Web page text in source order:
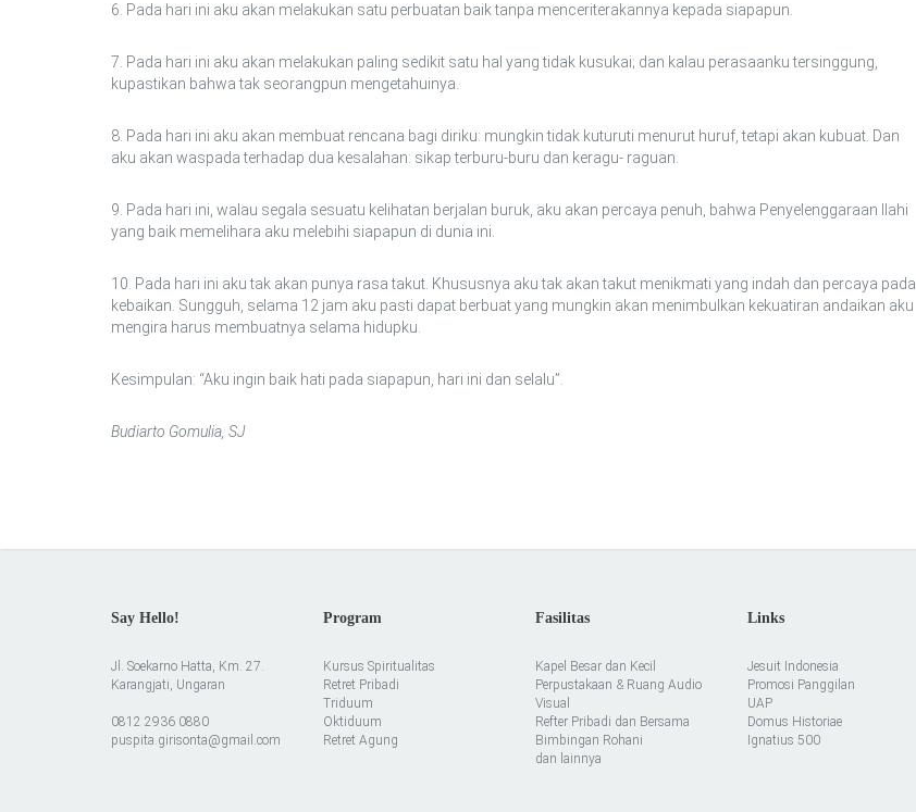
6. Pada hari ini aku akan melakukan satu perbuatan baik tanpa menceriterakannya kepada siapapun.
7. Pada hari ini aku akan melakukan paling sedikit satu hal yang tidak kusukai; dan kalau perasaanku tersinggung,
kupastikan bahwa tak seorangpun mengetahuinya.
8. Pada hari ini aku akan membuat rencana bagi diriku: mungkin tidak kuturuti menurut huruf, tetapi akan kubuat. Dan
aku akan waspada terhadap dua kesalahan: sikap terburu-buru dan keragu- raguan.
9. Pada hari ini, walau segala sesuatu kelihatan berjalan buruk, aku akan percaya penuh, bahwa Penyelenggaraan Ilahi
yang baik memelihara aku melebihi siapapun di dunia ini.
10. Pada hari ini aku tak akan punya rasa takut. Khususnya aku tak akan takut menikmati yang indah dan percaya pada
kebaikan. Sungguh, selama 12 jam aku pasti dapat berbuat yang mungkin akan menimbulkan kekuatiran andaikan aku
mengira harus membuatnya selama hidupku.
Kesimpulan: “Aku ingin baik hati pada siapapun, hari ini dan selalu”.
Budiarto Gomulia, SJ
Say Hello!
Jl. Soekarno Hatta, Km. 27.
Karangjati, Ungaran
0812 2936 0880
puspita.girisonta@gmail.com
Program
Kursus Spiritualitas
Retret Pribadi
Triduum
Oktiduum
Retret Agung
Fasilitas
Kapel Besar dan Kecil
Perpustakaan & Ruang Audio
Visual
Refter Pribadi dan Bersama
Bimbingan Rohani
dan lainnya
Links
Jesuit Indonesia
Promosi Panggilan
UAP
Domus Historiae
Ignatius 500